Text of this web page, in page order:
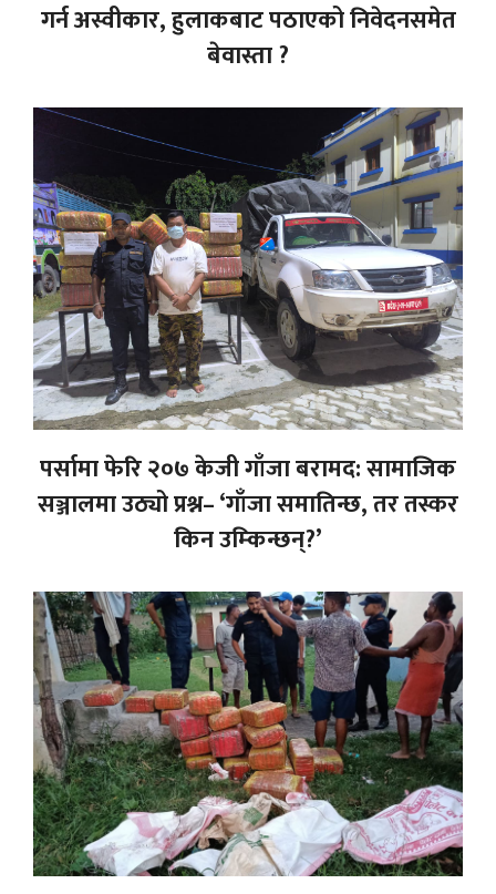
गर्न अस्वीकार, हुलाकबाट पठाएको निवेदनसमेत
बेवास्ता ?
पर्सामा फेरि २०७ केजी गाँजा बरामद: सामाजिक
सञ्जालमा उठ्यो प्रश्न– ‘गाँजा समातिन्छ, तर तस्कर
किन उम्किन्छन्?’